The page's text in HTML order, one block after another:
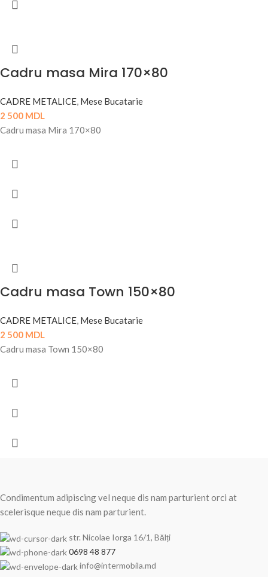
Cadru masa Mira 170×80
CADRE METALICE, Mese Bucatarie
2 500 MDL
Cadru masa Mira 170×80
Cadru masa Town 150×80
CADRE METALICE, Mese Bucatarie
2 500 MDL
Cadru masa Town 150×80
Condimentum adipiscing vel neque dis nam parturient orci at
scelerisque neque dis nam parturient.
str. Nicolae Iorga 16/1, Bălți
0698 48 877
info@intermobila.md